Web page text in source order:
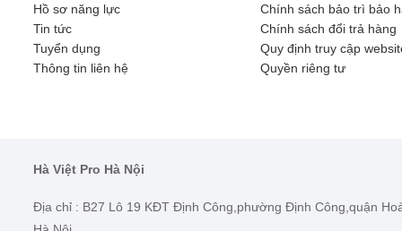
Hồ sơ năng lực
Tin tức
Tuyển dụng
Thông tin liên hệ
Chính sách bảo trì bảo
Chính sách đổi trả hàng
Quy định truy cập
Quyền riêng tư
Hà Việt Pro Hà Nội
Địa chỉ : B27 Lô 19 KĐT Định Công,phường Định Công,quận